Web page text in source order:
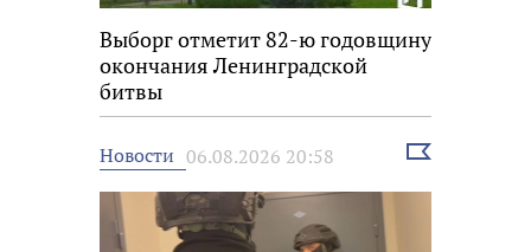
Выборг отметит 82-ю годовщину
окончания Ленинградской
битвы
Новости 06.08.2026 20:58
Выбрать